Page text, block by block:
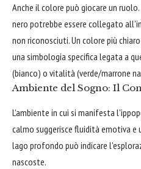
Anche il colore può giocare un
nero potrebbe essere collegato
non riconosciuti. Un colore più
una simbologia specifica legata a
(bianco) o vitalità (verde/marrone
Ambiente del Sogno: Il
L'ambiente in cui si manifesta
calmo suggerisce fluidità emotiva e
lago profondo può indicare
nascoste.